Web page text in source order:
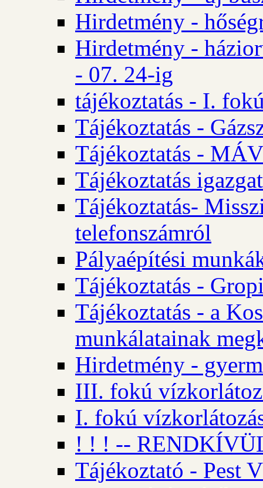
Hirdetmény -
Hirdetmény -
- 07. 24-ig
tájékoztatás - I.
Tájékoztatás -
Tájékoztatás -
Tájékoztatás
Tájékoztatás-
telefonszámról
Pályaépítési
Tájékoztatás -
Tájékoztatás - a
munkálatainak
Hirdetmény -
III. fokú
I. fokú
! ! ! --
Tájékoztató - Pest